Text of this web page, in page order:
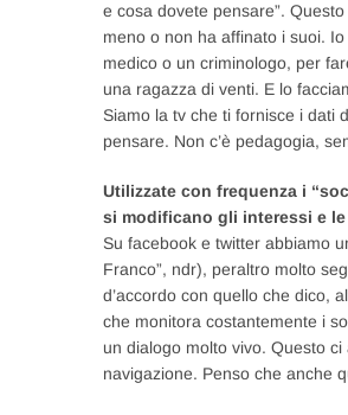
e cosa dovete pensare”.
meno o non ha affinato i suoi.
medico o un criminologo, per
una ragazza di venti. E lo
Siamo la tv che ti fornisce i dati
pensare. Non c’è pedagogia,
Utilizzate con frequenza i
si modificano gli interessi e
Su facebook e twitter abbiamo
Franco”, ndr), peraltro molto
d’accordo con quello che dico,
che monitora costantemente i
un dialogo molto vivo. Questo
navigazione. Penso che anche